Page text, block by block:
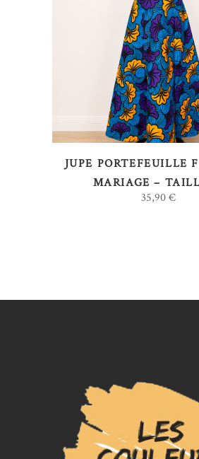
AJOUTER AU
JUPE PORTEFEUILLE
MARIAGE –
35,90€